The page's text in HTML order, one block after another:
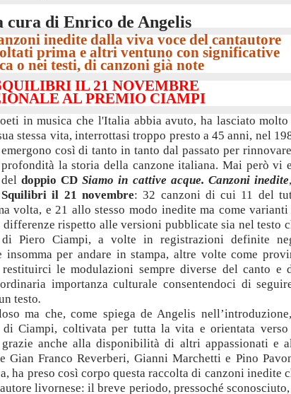
cura di Enrico de Angelis
inedite dalla viva voce del cantautore
prima e altri ventuno con significative
o nei testi, di canzoni già note
IL 21 NOVEMBRE
AL PREMIO CIAMPI
in musica che l'Italia abbia avuto, ha lasciato molto
stessa vita, interrottasi troppo presto a 45 anni, nel
così di tanto in tanto dal passato per
la storia della canzone italiana. Mai però vi
doppio CDSiamo in cattive acque. Canzoni inedite,
il 21 novembre: 32 canzoni di cui 11 del
volta, e 21 allo stesso modo inedite ma come varianti
rispetto alle versioni pubblicate sia nel testo
Piero Ciampi, a volte in registrazioni definite
insomma per andare in stampa, altre volte come
le modulazioni sempre diverse del canto e
importanza culturale consentendoci di
testo.
ma che, come spiega de Angelis
Ciampi, coltivata per tutta la vita e orientata verso
anche alla disponibilità di altri appassionati e
Franco Reverberi, Gianni Marchetti e Pino
ha preso così corpo questa raccolta di canzoni inedite
livornese: il breve periodo, pressoché